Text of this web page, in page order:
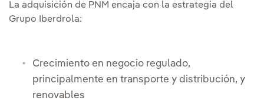
La adquisición de PNM encaja con la estrategia del
Grupo Iberdrola:
Crecimiento en negocio regulado,
principalmente en transporte y distribución, y
renovables